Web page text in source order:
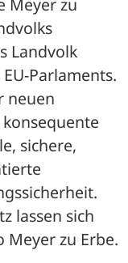
Landvolk
Parlaments.
neuen
sichere,
lassen sich
Meyer zu Erbe.